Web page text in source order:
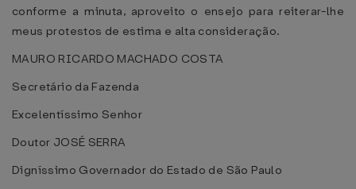
conforme a minuta, aproveito o ensejo para reiterar-lhe
meus protestos de estima e alta consideração.
MAURO RICARDO MACHADO COSTA
Secretário da Fazenda
Excelentíssimo Senhor
Doutor JOSÉ SERRA
Digníssimo Governador do Estado de São Paulo